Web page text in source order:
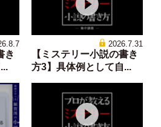
き
2026.7.31
【ミステリー小説の書き
方3】具体例として自...